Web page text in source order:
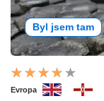
Byl jsem tam
Evropa